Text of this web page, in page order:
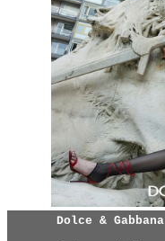
Dolce & Gabbana